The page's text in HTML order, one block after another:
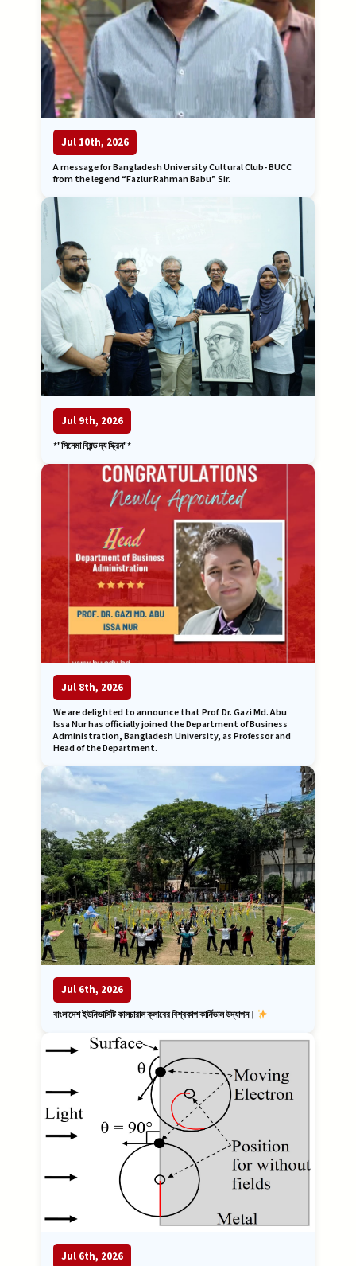
Jul 10th, 2026
A message for Bangladesh University Cultural Club- BUCC
from the legend “Fazlur Rahman Babu” Sir.
Jul 9th, 2026
*"সিনেমা বিয়ন্ড দ্য স্ক্রিন"*
Jul 8th, 2026
We are delighted to announce that Prof. Dr. Gazi Md. Abu
Issa Nur has officially joined the Department of Business
Administration, Bangladesh University, as Professor and
Head of the Department.
Jul 6th, 2026
বাংলাদেশ ইউনিভার্সিটি কালচারাল ক্লাবের বিশ্বকাপ কার্নিভাল উদ্যাপন।
Jul 6th, 2026